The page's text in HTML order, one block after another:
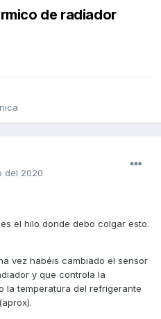
de radiador
del 2020
el hilo donde debo colgar esto.
vez habéis cambiado el sensor
y que controla la
la temperatura del refrigerante